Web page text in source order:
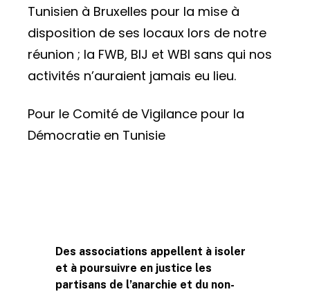
Tunisien à Bruxelles pour la mise à
disposition de ses locaux lors de notre
réunion ; la FWB, BIJ et WBI sans qui nos
activités n’auraient jamais eu lieu.
Pour le Comité de Vigilance pour la
Démocratie en Tunisie
Navigation
Des associations appellent à isoler
et à poursuivre en justice les
partisans de l’anarchie et du non-